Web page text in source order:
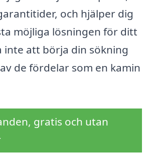
och hjälper dig
möjliga lösningen för ditt
inte att börja din sökning
de fördelar som en kamin
gratis och utan